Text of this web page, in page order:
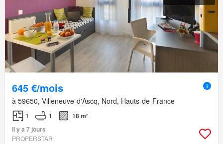
645 €/mois
à 59650, Villeneuve-d'Ascq, Nord, Hauts-de-France
1 1
18 m²
Il y a 7 jours
PROPERSTAR